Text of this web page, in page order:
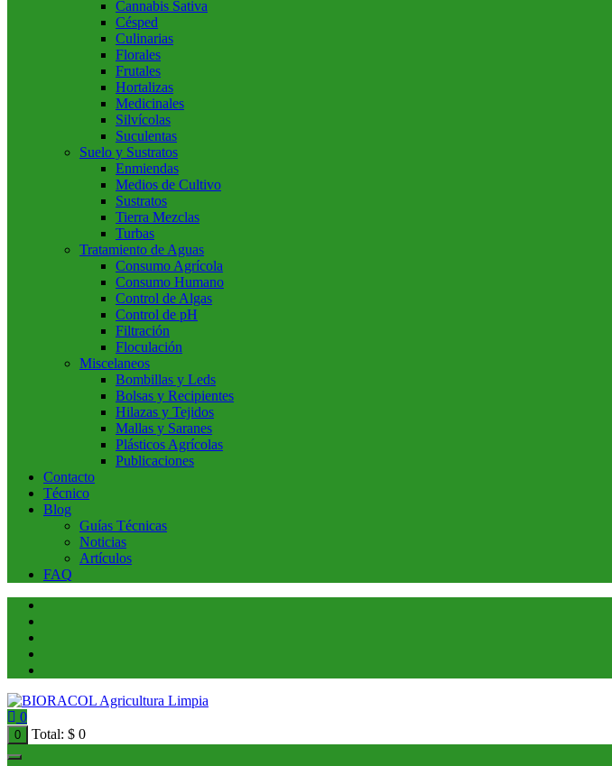
Cannabis Sativa
Césped
Culinarias
Florales
Frutales
Hortalizas
Medicinales
Silvícolas
Suculentas
Suelo y Sustratos
Enmiendas
Medios de Cultivo
Sustratos
Tierra Mezclas
Turbas
Tratamiento de Aguas
Consumo Agrícola
Consumo Humano
Control de Algas
Control de pH
Filtración
Floculación
Miscelaneos
Bombillas y Leds
Bolsas y Recipientes
Hilazas y Tejidos
Mallas y Saranes
Plásticos Agrícolas
Publicaciones
Contacto
Técnico
Blog
Guías Técnicas
Noticias
Artículos
FAQ
0
0 Total: $ 0